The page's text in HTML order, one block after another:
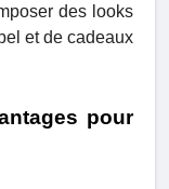
des looks
et de cadeaux
pour